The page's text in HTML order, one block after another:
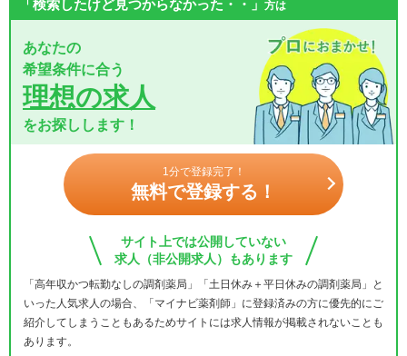
「検索したけど見つからなかった・・」 方は
あなたの
希望条件に合う
理想の求人
をお探しします！
1分で登録完了！
無料で登録する！
サイト上では公開していない
求人（非公開求人）もあります
「高年収かつ転勤なしの調剤薬局」「土日休み＋平日休みの調剤薬局」と
いった人気求人の場合、「マイナビ薬剤師」に登録済みの方に優先的にご
紹介してしまうこともあるためサイトには求人情報が掲載されないことも
あります。